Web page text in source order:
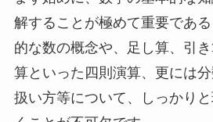
解することが極めて重要であ
的な数の概念や、足し算、引
算といった四則演算、更には
扱い方等について、しっかり